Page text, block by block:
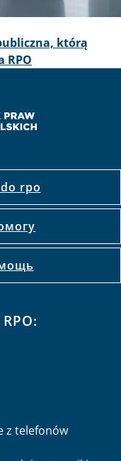
którą
RPO
rpo
z telefonów